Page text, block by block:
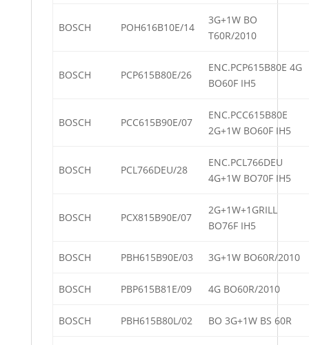
BOSCH POH616B10E/14
3G+1W BO
T60R/2010
BOSCH PCP615B80E/26
ENC.PCP615B80E 4G
BO60F IH5
BOSCH PCC615B90E/07
ENC.PCC615B80E
2G+1W BO60F IH5
BOSCH PCL766DEU/28
ENC.PCL766DEU
4G+1W BO70F IH5
BOSCH PCX815B90E/07
2G+1W+1GRILL
BO76F IH5
BOSCH PBH615B90E/03 3G+1W BO60R/2010
BOSCH PBP615B81E/09 4G BO60R/2010
BOSCH PBH615B80L/02 BO 3G+1W BS 60R